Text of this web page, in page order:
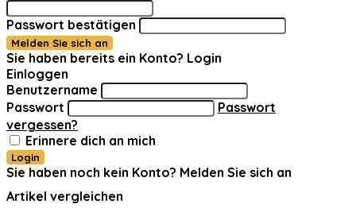
Passwort bestätigen
Melden Sie sich an
Sie haben bereits ein Konto? Login
Einloggen
Benutzername
Passwort
Passwort
vergessen?
Erinnere dich an mich
Login
Sie haben noch kein Konto? Melden Sie sich an
Artikel vergleichen